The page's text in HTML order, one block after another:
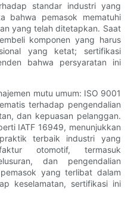
standar industri yang
bahwa pemasok mematuhi
yang telah ditetapkan. Saat
komponen yang harus
yang ketat; sertifikasi
bahwa persyaratan ini
mutu umum: ISO 9001
terhadap pengendalian
dan kepuasan pelanggan.
IATF 16949, menunjukkan
terbaik industri yang
otomotif, termasuk
dan pengendalian
yang terlibat dalam
keselamatan, sertifikasi ini